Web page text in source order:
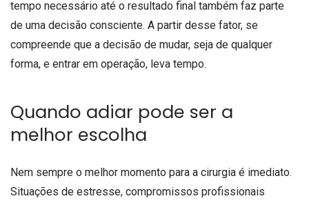
tempo necessário até o resultado final também faz parte
de uma decisão consciente. A partir desse fator, se
compreende que a decisão de mudar, seja de qualquer
forma, e entrar em operação, leva tempo.
Quando adiar pode ser a
melhor escolha
Nem sempre o melhor momento para a cirurgia é imediato.
Situações de estresse, compromissos profissionais